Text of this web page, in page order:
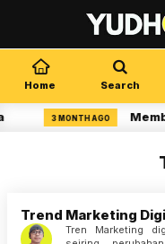
Home Search
3 MONTH AGO
Trend Marketing
Tren Marketing